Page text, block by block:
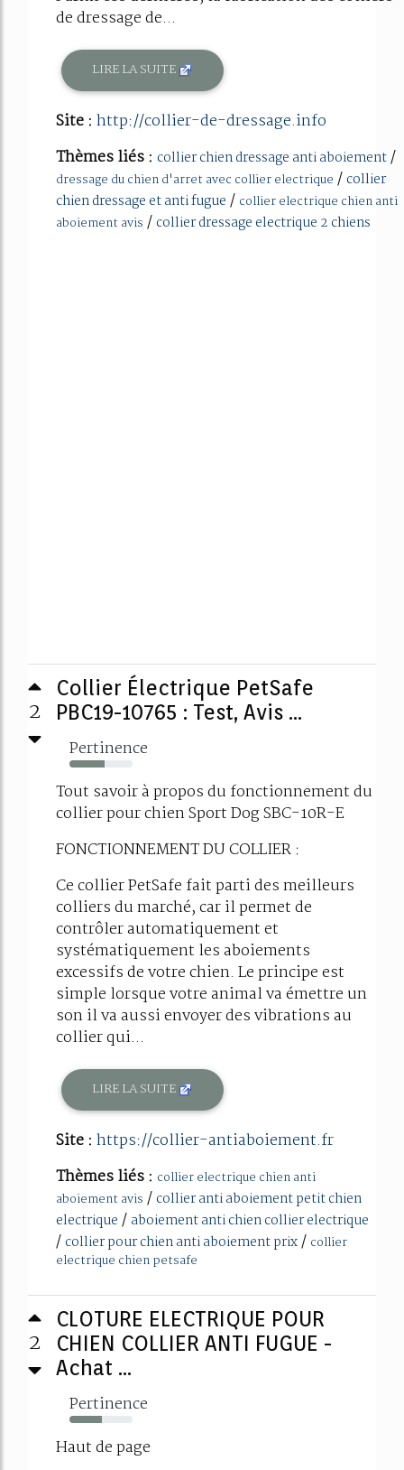
de dressage de...
LIRE LA SUITE
Site : http://collier-de-dressage.info
Thèmes liés : collier chien dressage anti aboiement/
dressage du chien d'arret avec collier electrique / collier
chien dressage et anti fugue / collier electrique chien anti
aboiement avis / collier dressage electrique 2 chiens
2
Collier Électrique PetSafe
PBC19-10765 : Test, Avis ...
Pertinence
55%
Tout savoir à propos du fonctionnement du
collier pour chien Sport Dog SBC-10R-E
FONCTIONNEMENT DU COLLIER :
Ce collier PetSafe fait parti des meilleurs
colliers du marché, car il permet de
contrôler automatiquement et
systématiquement les aboiements
excessifs de votre chien. Le principe est
simple lorsque votre animal va émettre un
son il va aussi envoyer des vibrations au
collier qui...
LIRE LA SUITE
Site : https://collier-antiaboiement.fr
Thèmes liés : collier electrique chien anti
aboiement avis / collier anti aboiement petit chien
electrique / aboiement anti chien collier electrique
/ collier pour chien anti aboiement prix/ collier
electrique chien petsafe
2
CLOTURE ELECTRIQUE POUR
CHIEN COLLIER ANTI FUGUE -
Achat ...
Pertinence
52%
Haut de page